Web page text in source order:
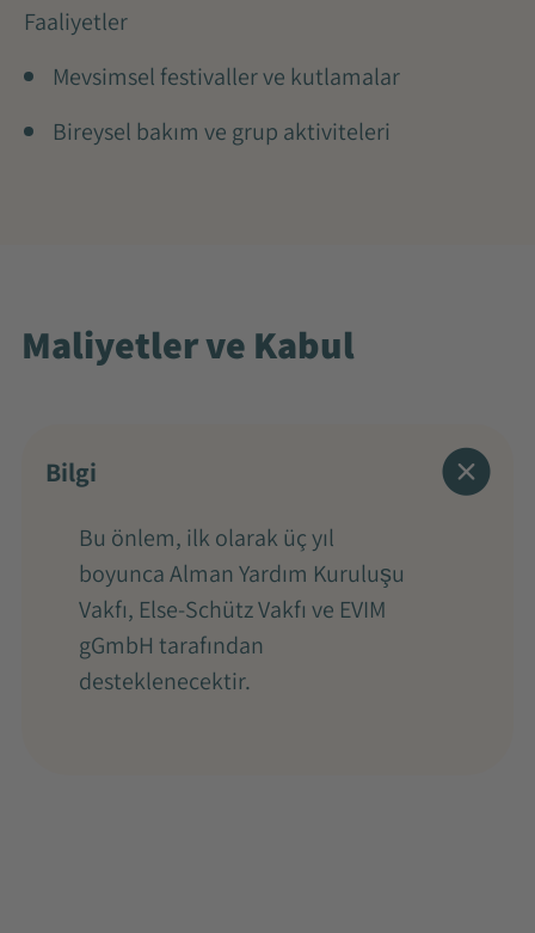
Faaliyetler
Mevsimsel festivaller ve kutlamalar
Bireysel bakım ve grup aktiviteleri
Maliyetler ve Kabul
Bilgi
Bu önlem, ilk olarak üç yıl
boyunca Alman Yardım Kuruluşu
Vakfı, Else-Schütz Vakfı ve EVIM
gGmbH tarafından
desteklenecektir.